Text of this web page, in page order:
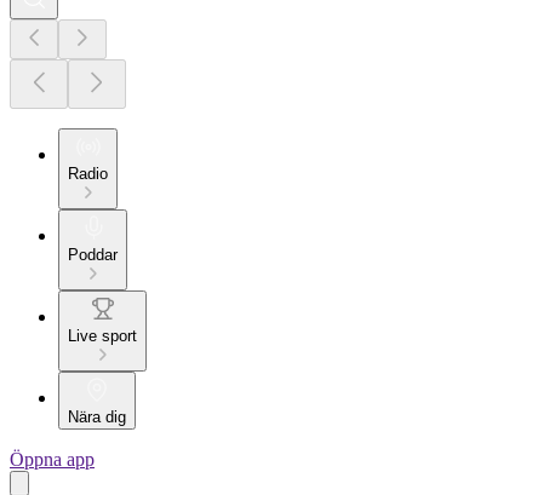
Radio
Poddar
Live sport
Nära dig
Öppna app